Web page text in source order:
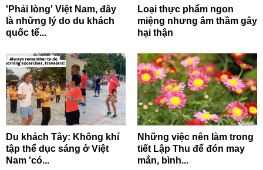
'Phải lòng' Việt Nam, đây
là những lý do du khách
quốc tế...
Loại thực phẩm ngon
miệng nhưng âm thầm gây
hại thận
Du khách Tây: Không khí
tập thể dục sáng ở Việt
Nam 'có...
Những việc nên làm trong
tiết Lập Thu để đón may
mắn, bình...